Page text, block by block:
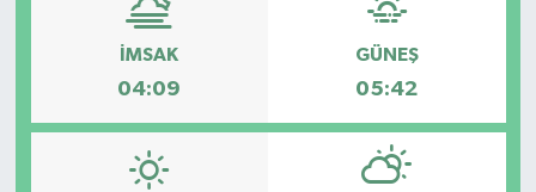
İMSAK
04:09
GÜNEŞ
05:42